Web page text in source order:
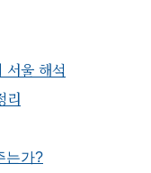
서울 해석
리
는가?